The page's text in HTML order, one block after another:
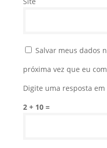
Salvar meus dados
próxima vez que eu
Digite uma resposta
2 + 10 =